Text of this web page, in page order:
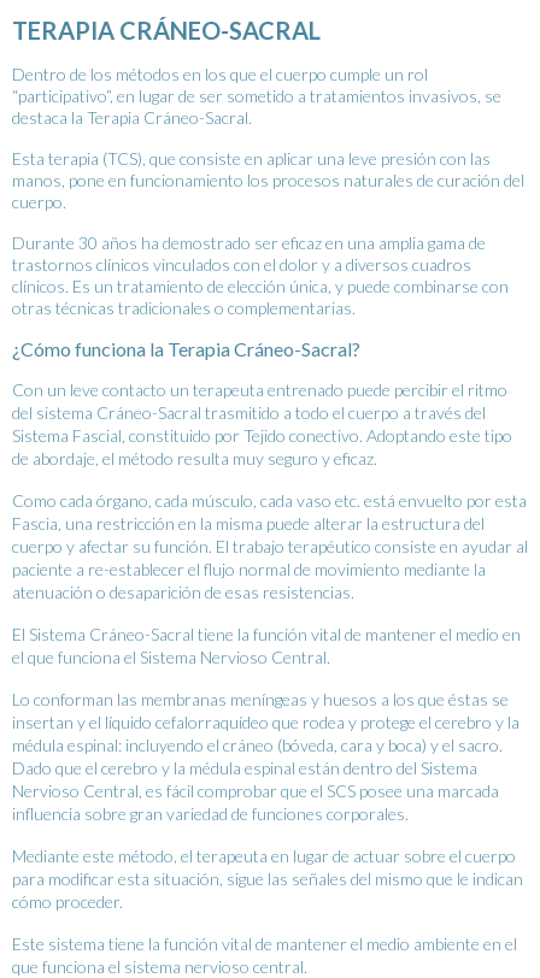
TERAPIA CRÁNEO-SACRAL
Dentro de los métodos en los que el cuerpo cumple un rol
“participativo”, en lugar de ser sometido a tratamientos invasivos, se
destaca la Terapia Cráneo-Sacral.
Esta terapia (TCS), que consiste en aplicar una leve presión con las
manos, pone en funcionamiento los procesos naturales de curación del
cuerpo.
Durante 30 años ha demostrado ser eficaz en una amplia gama de
trastornos clínicos vinculados con el dolor y a diversos cuadros
clínicos. Es un tratamiento de elección única, y puede combinarse con
otras técnicas tradicionales o complementarias.
¿Cómo funciona la Terapia Cráneo-Sacral?
Con un leve contacto un terapeuta entrenado puede percibir el ritmo
del sistema Cráneo-Sacral trasmitido a todo el cuerpo a través del
Sistema Fascial, constituido por Tejido conectivo. Adoptando este tipo
de abordaje, el método resulta muy seguro y eficaz.
Como cada órgano, cada músculo, cada vaso etc. está envuelto por esta
Fascia, una restricción en la misma puede alterar la estructura del
cuerpo y afectar su función. El trabajo terapéutico consiste en ayudar al
paciente a re-establecer el flujo normal de movimiento mediante la
atenuación o desaparición de esas resistencias.
El Sistema Cráneo-Sacral tiene la función vital de mantener el medio en
el que funciona el Sistema Nervioso Central.
Lo conforman las membranas meníngeas y huesos a los que éstas se
insertan y el líquido cefalorraquídeo que rodea y protege el cerebro y la
médula espinal: incluyendo el cráneo (bóveda, cara y boca) y el sacro.
Dado que el cerebro y la médula espinal están dentro del Sistema
Nervioso Central, es fácil comprobar que el SCS posee una marcada
influencia sobre gran variedad de funciones corporales.
Mediante este método, el terapeuta en lugar de actuar sobre el cuerpo
para modificar esta situación, sigue las señales del mismo que le indican
cómo proceder.
Este sistema tiene la función vital de mantener el medio ambiente en el
que funciona el sistema nervioso central.